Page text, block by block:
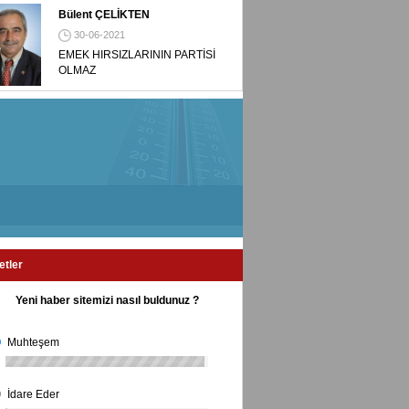
Bülent ÇELİKTEN
30-06-2021
EMEK HIRSIZLARININ PARTİSİ
OLMAZ
Yeni haber sitemizi nasıl buldunuz ?
Muhteşem
İdare Eder